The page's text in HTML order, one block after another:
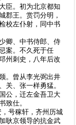
臣。初为北京都知
郡王。赏罚分明，
校左仆射，同中书
卿、中书侍郎、侍
案。不久死于任
州刺史，八年后改
。曾从李光弼出井
关、张一样勇猛。
公，迁左金吾卫大
致仕。
号稼轩，齐州历城
耿京领导的抗金武